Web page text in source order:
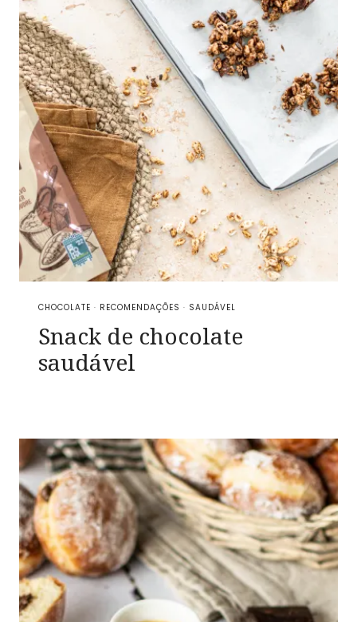
CHOCOLATE · RECOMENDAÇÕES · SAUDÁVEL
Snack de chocolate
saudável